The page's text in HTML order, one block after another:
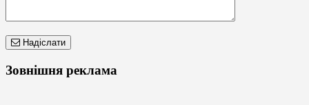
Надіслати
Зовнішня реклама